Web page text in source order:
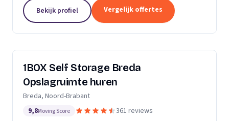
kleine verhuizingen.” Onze Kwaliteit is namelijk zo
ongelofelijk...
Bekijk profiel Vergelijk offertes
1BOX Self Storage Breda
Opslagruimte huren
Breda, Noord-Brabant
9,8Moving Score 361 reviews